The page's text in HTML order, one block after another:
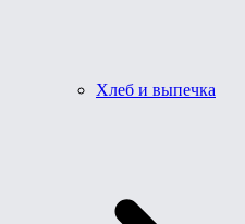
Хлеб и выпечка